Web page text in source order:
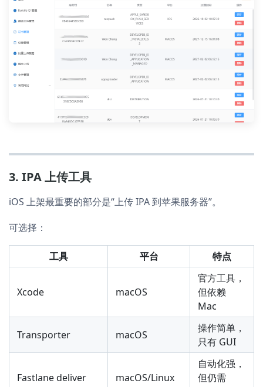
3. IPA 上传工具
iOS 上架最重要的部分是“上传 IPA 到苹果服务器”。
可选择：
工具 平台 特点
Xcode macOS
官方工具，
但依赖
Mac
Transporter macOS
操作简单，
只有 GUI
Fastlane deliver macOS/Linux
自动化强，
但仍需